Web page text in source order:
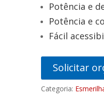
Potência e
Potência e
Fácil
Solicitar
Categoria: